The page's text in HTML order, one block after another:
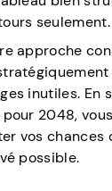
seulement.
approche
inutiles. En
2048,
vos chances
possible.